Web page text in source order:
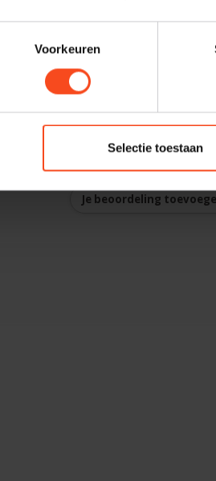
Voorkeuren
Selectie toestaan
x 338mm
Je beoordeling